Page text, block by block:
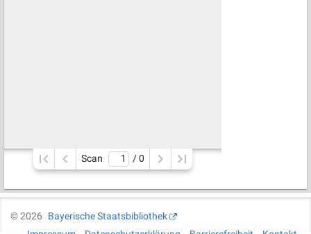
Scan / 0
©2026
Bayerische Staatsbibliothek